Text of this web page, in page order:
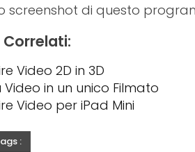
screenshot di questo
Video 2D in 3D
Video in un unico Filmato
Video per iPad Mini
: